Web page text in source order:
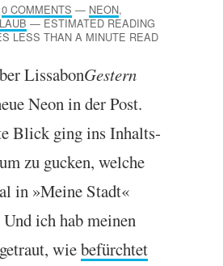
0 COMMENTS — NEON,
—ESTIMATED READING
LESS THAN A MINUTE READ
Gestern
Neon in der Post.
Blick ging ins Inhalts­
zu guck­en, welche
in »Meine Stadt«
ich hab mein­en
wiebefürchtet